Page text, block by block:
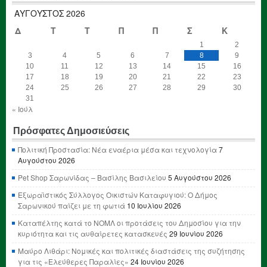
ΑΎΓΟΥΣΤΟΣ 2026
Δ
Τ Τ Π Π Σ Κ
1
2
3
4 5 6 7 8
9
10
11 12 13 14 15
16
17
18 19 20 21 22
23
24
25 26 27 28 29
30
31
« Ιούλ
Πρόσφατες Δημοσιεύσεις
Πολιτική Προστασία: Νέα εναέρια μέσα και τεχνολογία7
Αυγούστου 2026
Pet Shop Σαρωνίδας – Βασίλης Βασιλείου 5 Αυγούστου 2026
Εξωραϊστικός Σύλλογος Οικιστών Καταφυγιού: Ο Δήμος
Σαρωνικού παίζει με τη φωτιά 10 Ιουλίου 2026
Καταπέλτης κατά το ΝΟΜΛ οι προτάσεις του Δημοσίου για την
κυριότητα και τις αυθαίρετες κατασκευές 29 Ιουνίου 2026
Μαύρο Λιθάρι: Νομικές και πολιτικές διαστάσεις της συζήτησης
για τις «Ελεύθερες Παραλίες» 24 Ιουνίου 2026